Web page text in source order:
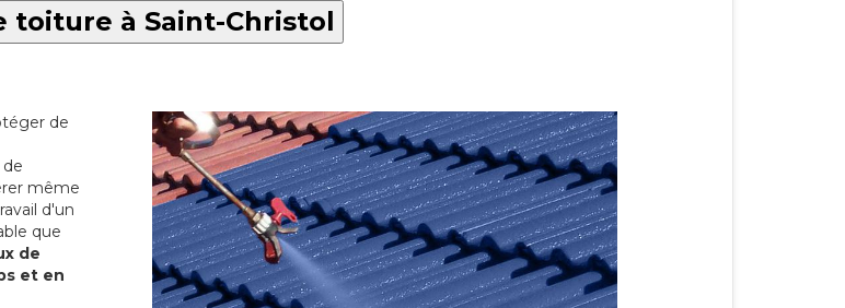
toiture à Saint-Christol
de
même
d'un
que
de
et en